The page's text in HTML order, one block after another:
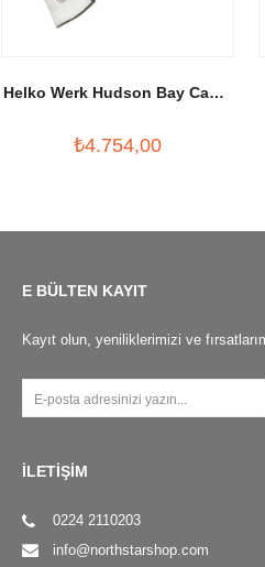
Helko Werk Hudson Bay Camp
₺4.754,00
E BÜLTEN KAYIT
Kayıt olun, yeniliklerimizi ve
İLETİŞİM
0224 2110203
info@northstarshop.com